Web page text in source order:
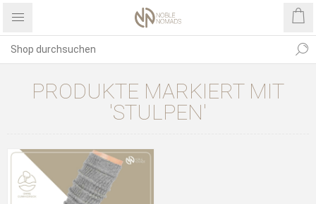
PRODUKTE MARKIERT MIT
'STULPEN'